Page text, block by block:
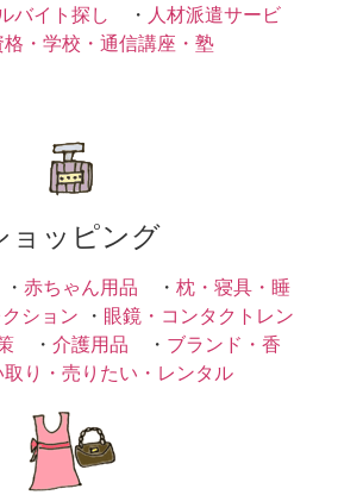
バイト探し ・ 人材派遣サービ
格・学校・通信講座・塾
ョッピング
赤ちゃん用品 ・ 枕・寝具・睡
ション ・ 眼鏡・コンタクトレン
・ 介護用品 ・ ブランド・香
取り・売りたい・レンタル